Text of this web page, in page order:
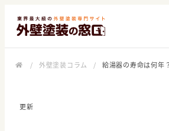
/ 外壁塗装コラム / 給湯器の寿命は何年
更新